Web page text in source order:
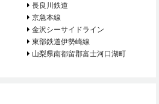
長良川鉄道
京急本線
金沢シーサイドライン
東部鉄道伊勢崎線
山梨県南都留郡富士河口湖町